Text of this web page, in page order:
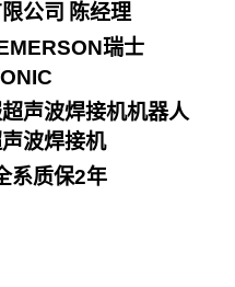
公司 陈经理
瑞士
声波焊接机机器人
波焊接机
系质保2年